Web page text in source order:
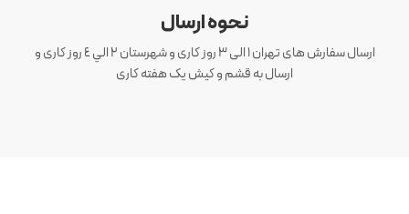
نحوه ارسال
ارسال سفارش های تهران 1 الی 3 روز کاری و شهرستان ٢ الي ٤ روز کاری و
ارسال به قشم و کیش یک هفته کاری